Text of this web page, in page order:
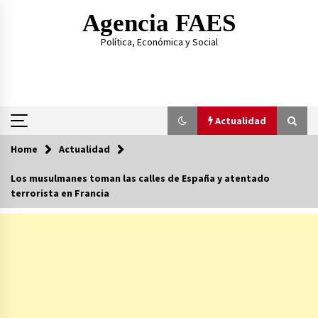
Agencia FAES
Política, Económica y Social
Actualidad
Actualidad
sale regalada
Home Actualidad
Los musulmanes toman las calles de España y atentado
terrorista en Francia